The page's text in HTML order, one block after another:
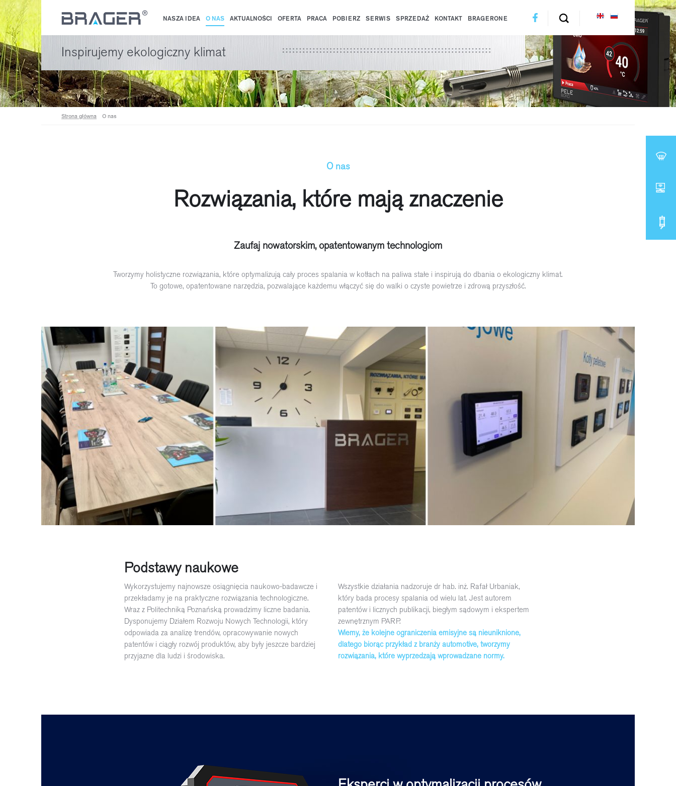
NASZA IDEA O NAS AKTUALNOŚCI OFERTA PRACA POBIERZ SERWIS SPRZEDAŻ KONTAKT BRAGERONE
Inspirujemy ekologiczny klimat
Strona główna O nas
O nas
Rozwiązania, które mają znaczenie
Zaufaj nowatorskim, opatentowanym technologiom
Tworzymy holistyczne rozwiązania, które optymalizują cały proces spalania w kotłach na paliwa stałe i inspirują do dbania o ekologiczny klimat.
To gotowe, opatentowane narzędzia, pozwalające każdemu włączyć się do walki o czyste powietrze i zdrową przyszłość.
Podstawy naukowe
Wykorzystujemy najnowsze osiągnięcia naukowo-badawcze i
przekładamy je na praktyczne rozwiązania technologiczne.
Wraz z Politechniką Poznańską prowadzimy liczne badania.
Dysponujemy Działem Rozwoju Nowych Technologii, który
odpowiada za analizę trendów, opracowywanie nowych
patentów i ciągły rozwój produktów, aby były jeszcze bardziej
przyjazne dla ludzi i środowiska.
Wszystkie działania nadzoruje dr hab. inż. Rafał Urbaniak,
który bada procesy spalania od wielu lat. Jest autorem
patentów i licznych publikacji, biegłym sądowym i ekspertem
zewnętrznym PARP.
Wiemy, że kolejne ograniczenia emisyjne są nieuniknione,
dlatego biorąc przykład z branży automotive, tworzymy
rozwiązania, które wyprzedzają wprowadzane normy.